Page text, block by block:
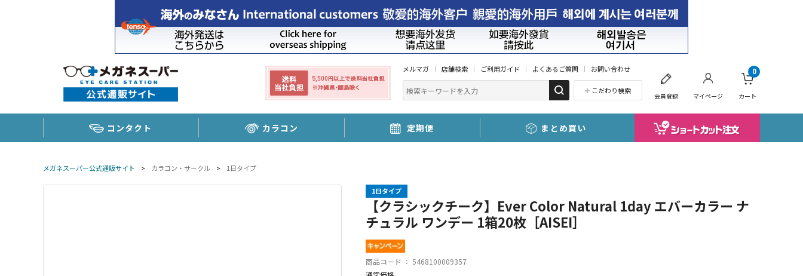
メルマガ 店舗検索 ご利用ガイド よくあるご質問 お問い合わせ
こだわり検索
会員登録 マイページ カート
0
コンタクト カラコン 定期便 まとめ買い
メガネスーパー公式通販サイト > カラコン・サークル > 1日タイプ
1日タイプ
【クラシックチーク】Ever Color Natural 1day エバーカラー ナ
チュラル ワンデー 1箱20枚［AISEI］
商品コード ： 5468100009357